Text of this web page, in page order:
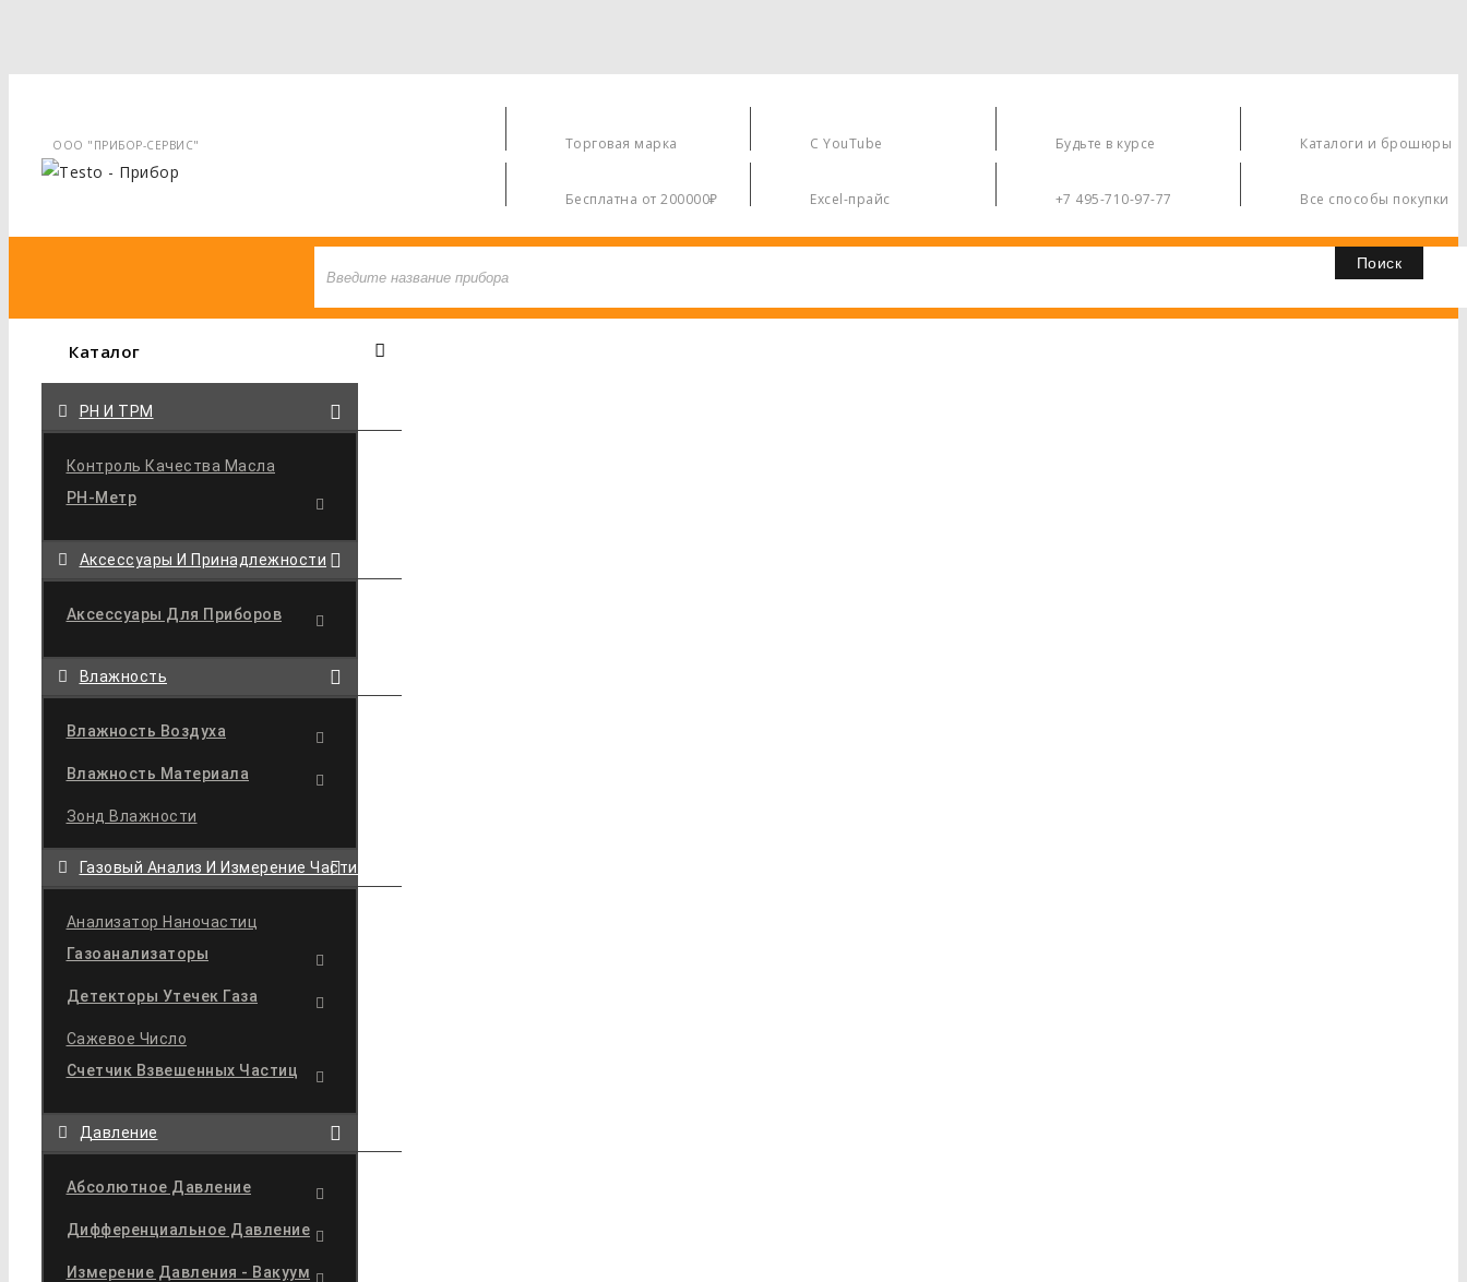
ООО "ПРИБОР-СЕРВИС" Торговая марка С YouTube Будьте в курсе Каталоги и брошюры
Бесплатна от 200000₽ Excel-прайс +7 495-710-97-77 Все способы покупки
Поиск
Каталог
PH И TPM
Контроль Качества Масла
РН-Метр
Аксессуары И Принадлежности
Аксесcуары Для Приборов
Влажность
Влажность Воздуха
Влажность Материала
Зонд Влажности
Газовый Анализ И Измерение Частиц
Анализатор Наночастиц
Газоанализаторы
Детекторы Утечек Газа
Сажевое Число
Счетчик Взвешенных Частиц
Давление
Абсолютное Давление
Дифференциальное Давление
Измерение Давления - Вакуум